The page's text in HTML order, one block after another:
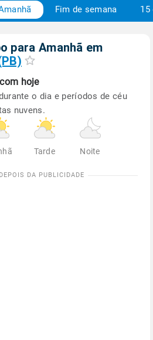
Fim de semana 15
para Amanhã em
hoje
o dia e períodos de céu
nuvens.
Tarde Noite